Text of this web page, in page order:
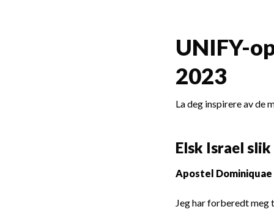
UNIFY-
2023
La deg inspirere av de
Elsk Israel
Apostel
Jeg har forberedt meg